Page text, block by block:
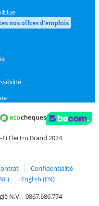
nos offres d'emplois
ClickToPay
Electro Brand 2024
Confidentialité
English (EN)
N.V. - 0867.686.774